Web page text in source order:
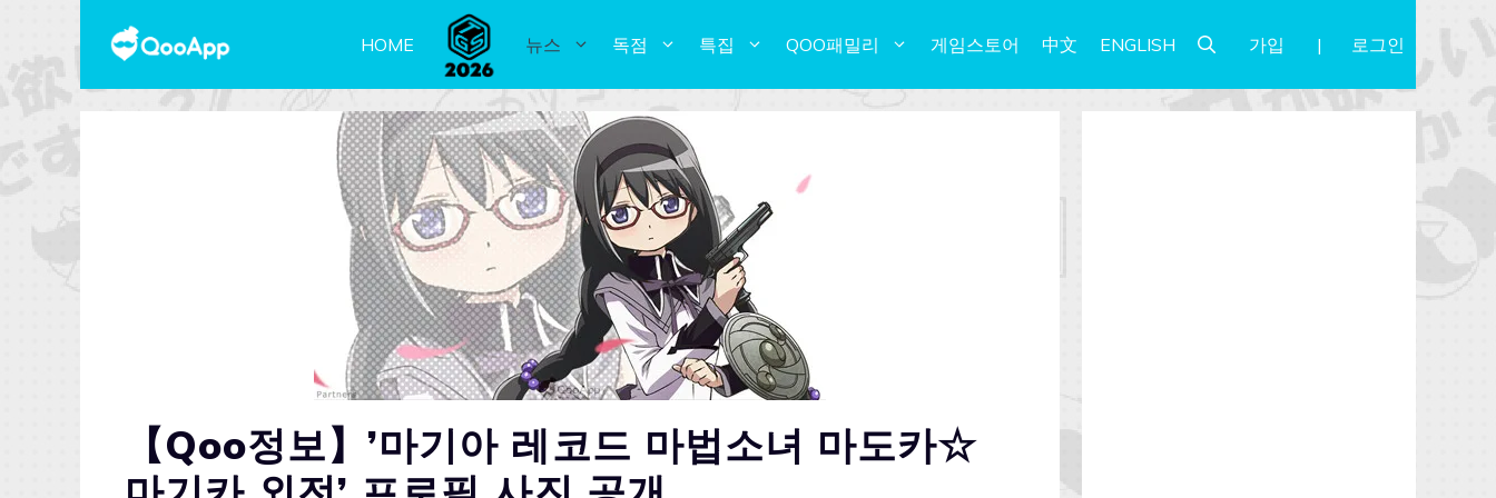
HOME 뉴스 독점 특집 QOO패밀리 게임스토어 中文 ENGLISH 가입 로그인
【Qoo정보】’마기아 레코드 마법소녀 마도카☆